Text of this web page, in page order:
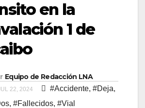
en la
1 de
Equipo de Redacción LNA
22, 2024 #Accidente, #Deja,
, #Fallecidos, #Vial